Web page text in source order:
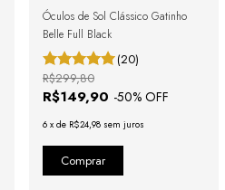
Óculos de Sol Clássico Gatinho
Belle Full Black
(20)
R$149,90 -50% OFF
R$299,80
6 x de R$24,98 sem juros